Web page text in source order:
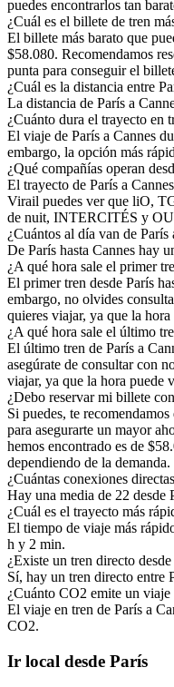
puedes encontrarlos tan
¿Cuál es el billete de tren
El billete más barato que
$58.080. Recomendamos
punta para conseguir el
¿Cuál es la distancia entre
La distancia de París a
¿Cuánto dura el trayecto en
El viaje de París a Cannes
embargo, la opción más
¿Qué compañías operan
El trayecto de París a
Virail puedes ver que liO,
de nuit, INTERCITÉS y
¿Cuántos al día van de París
De París hasta Cannes hay
¿A qué hora sale el primer
El primer tren desde París
embargo, no olvides
quieres viajar, ya que la hora
¿A qué hora sale el último
El último tren de París a
asegúrate de consultar con
viajar, ya que la hora puede
¿Debo reservar mi billete
Si puedes, te
para asegurarte un mayor
hemos encontrado es de
dependiendo de la demanda.
¿Cuántas conexiones
Hay una media de 22 desde
¿Cuál es el trayecto más
El tiempo de viaje más
h y 2 min.
¿Existe un tren directo
Sí, hay un tren directo entre
¿Cuánto CO2 emite un viaje
El viaje en tren de París a
CO2.
Ir local desde París